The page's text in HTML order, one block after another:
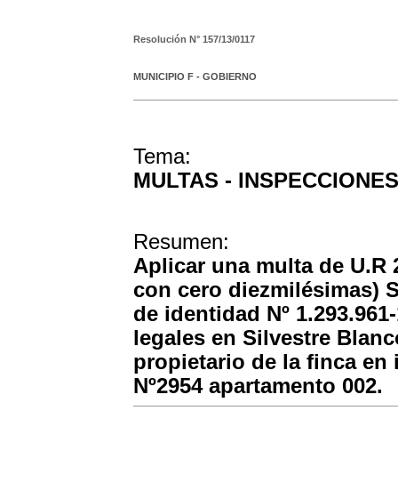
Resolución N° 157/13/0117
MUNICIPIO F - GOBIERNO
Tema:
MULTAS -
Resumen:
Aplicar una multa de U.R
con cero diezmilésimas)
de identidad Nº
legales en Silvestre
propietario de la finca
Nº2954 apartamento 002.